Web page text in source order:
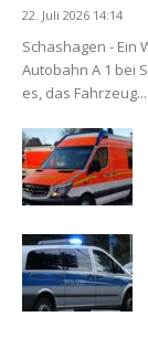
22. Juli 2026 14:14
Schashagen - Ein
Autobahn A 1 bei
es, das Fahrzeug...